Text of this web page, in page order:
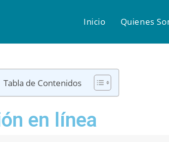
Inicio Quienes
Tabla de Contenidos
en línea